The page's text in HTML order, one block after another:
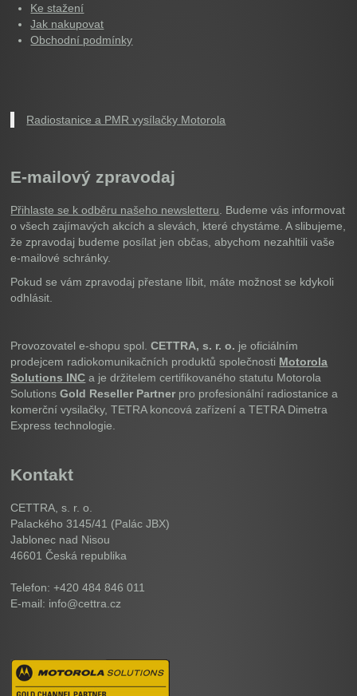
Ke stažení
Jak nakupovat
Obchodní podmínky
Radiostanice a PMR vysílačky Motorola
E-mailový zpravodaj
Přihlaste se k odběru našeho newsletteru. Budeme vás informovat
o všech zajímavých akcích a slevách, které chystáme. A slibujeme,
že zpravodaj budeme posílat jen občas, abychom nezahltili vaše
e-mailové schránky.
Pokud se vám zpravodaj přestane líbit, máte možnost se kdykoli
odhlásit.
Provozovatel e-shopu spol.CETTRA, s. r. o. je oficiálním
prodejcem radiokomunikačních produktů společnosti Motorola
Solutions INC a je držitelem certifikovaného statutu Motorola
SolutionsGold Reseller Partner pro profesionální radiostanice a
komerční vysilačky, TETRA koncová zařízení a TETRA Dimetra
Express technologie.
Kontakt
CETTRA, s. r. o.
Palackého 3145/41 (Palác JBX)
Jablonec nad Nisou
46601Česká republika
Telefon: +420 484 846 011
E-mail: info@cettra.cz